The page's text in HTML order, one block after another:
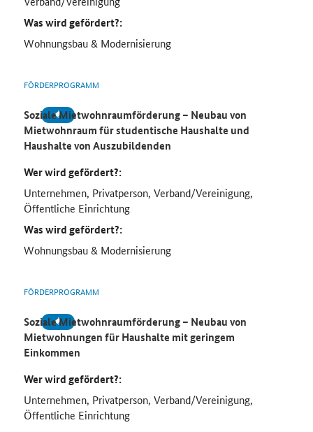
Was wird gefördert?:
Wohnungsbau & Modernisierung
FÖRDERPROGRAMM
Soziale Mietwohnraumförderung – Neubau von
Mietwohnraum für studentische Haushalte und
Haushalte von Auszubildenden
Wer wird gefördert?:
Unternehmen, Privatperson, Verband/Vereinigung,
Öffentliche Einrichtung
Was wird gefördert?:
Wohnungsbau & Modernisierung
FÖRDERPROGRAMM
Soziale Mietwohnraumförderung – Neubau von
Mietwohnungen für Haushalte mit geringem
Einkommen
Wer wird gefördert?:
Unternehmen, Privatperson, Verband/Vereinigung,
Öffentliche Einrichtung